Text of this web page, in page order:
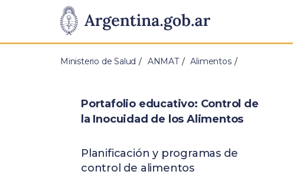
Presidencia
de
Pasar al contenido principal
Ministerio de Salud ANMAT Alimentos
Portafolio educativo: Control de
la Inocuidad de los Alimentos
Planificación y programas de
control de alimentos